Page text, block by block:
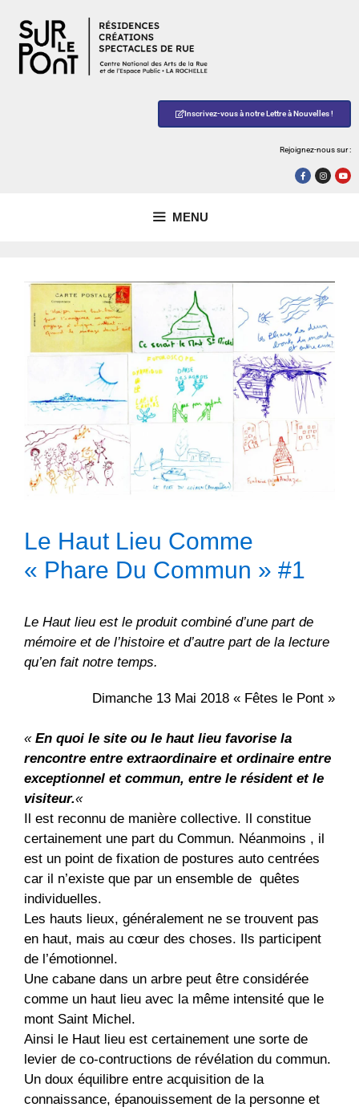
Inscrivez-vous à notre Lettre à Nouvelles !
Rejoignez-nous sur :
MENU
Le Haut Lieu Comme
« Phare Du Commun » #1
Le Haut lieu est le produit combiné d’une part de
mémoire et de l’histoire et d’autre part de la lecture
qu’en fait notre temps.
Dimanche 13 Mai 2018 « Fêtes le Pont »
« En quoi le site ou le haut lieu favorise la
rencontre entre extraordinaire et ordinaire entre
exceptionnel et commun, entre le résident et le
visiteur.«
Il est reconnu de manière collective. Il constitue
certainement une part du Commun. Néanmoins , il
est un point de fixation de postures auto centrées
car il n’existe que par un ensemble de quêtes
individuelles.
Les hauts lieux, généralement ne se trouvent pas
en haut, mais au cœur des choses. Ils participent
de l’émotionnel.
Une cabane dans un arbre peut être considérée
comme un haut lieu avec la même intensité que le
mont Saint Michel.
Ainsi le Haut lieu est certainement une sorte de
levier de co-contructions de révélation du commun.
Un doux équilibre entre acquisition de la
connaissance, épanouissement de la personne et